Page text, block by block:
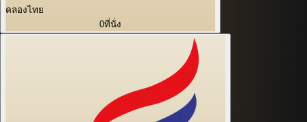
คลองไทย
0ที่นั่ง